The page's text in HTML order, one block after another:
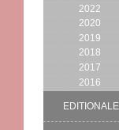
2022
2020
2019
2018
2017
2016